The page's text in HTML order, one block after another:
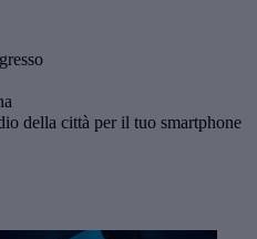
della città per il tuo smartphone